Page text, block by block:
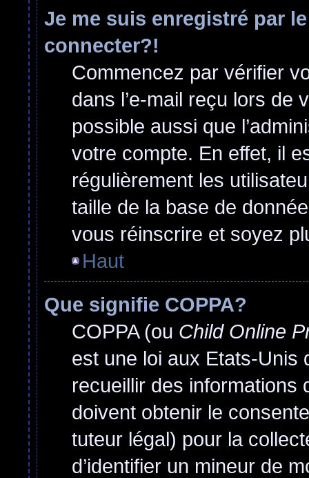
Je me suis enregistré par
connecter?!
Commencez par vérifier
dans l’e-mail reçu lors de
possible aussi que
votre compte. En effet, il
régulièrement les
taille de la base de
vous réinscrire et soyez
Haut
Que signifie COPPA?
COPPA (ou Child Online
est une loi aux Etats-Unis
recueillir des informations
doivent obtenir le
tuteur légal) pour la
d’identifier un mineur de